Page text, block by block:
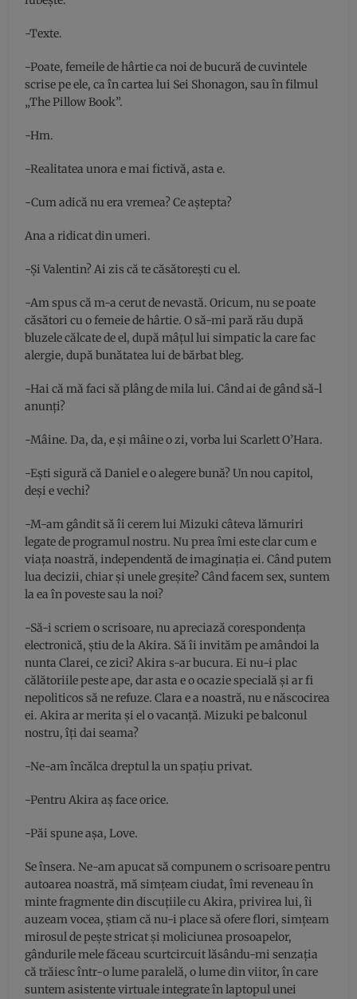
-Texte.
-Poate, femeile de hârtie ca noi de bucură de cuvintele
scrise pe ele, ca în cartea lui Sei Shonagon, sau în filmul
„The Pillow Book”.
-Hm.
-Realitatea unora e mai fictivă, asta e.
-Cum adică nu era vremea? Ce aștepta?
Ana a ridicat din umeri.
-Și Valentin? Ai zis că te căsătorești cu el.
-Am spus că m-a cerut de nevastă. Oricum, nu se poate
căsători cu o femeie de hârtie. O să-mi pară rău după
bluzele călcate de el, după mâțul lui simpatic la care fac
alergie, după bunătatea lui de bărbat bleg.
-Hai că mă faci să plâng de mila lui. Când ai de gând să-l
anunți?
-Mâine. Da, da, e și mâine o zi, vorba lui Scarlett O’Hara.
-Ești sigură că Daniel e o alegere bună? Un nou capitol,
deși e vechi?
-M-am gândit să îi cerem lui Mizuki câteva lămuriri
legate de programul nostru. Nu prea îmi este clar cum e
viața noastră, independentă de imaginația ei. Când putem
lua decizii, chiar și unele greșite? Când facem sex, suntem
la ea în poveste sau la noi?
-Să-i scriem o scrisoare, nu apreciază corespondența
electronică, știu de la Akira. Să îi invităm pe amândoi la
nunta Clarei, ce zici? Akira s-ar bucura. Ei nu-i plac
călătoriile peste ape, dar asta e o ocazie specială și ar fi
nepoliticos să ne refuze. Clara e a noastră, nu e născocirea
ei. Akira ar merita și el o vacanță. Mizuki pe balconul
nostru, îți dai seama?
-Ne-am încălca dreptul la un spațiu privat.
-Pentru Akira aș face orice.
-Păi spune așa, Love.
Se însera. Ne-am apucat să compunem o scrisoare pentru
autoarea noastră, mă simțeam ciudat, îmi reveneau în
minte fragmente din discuțiile cu Akira, privirea lui, îi
auzeam vocea, știam că nu-i place să ofere flori, simțeam
mirosul de pește stricat și moliciunea prosoapelor,
gândurile mele făceau scurtcircuit lăsându-mi senzația
că trăiesc într-o lume paralelă, o lume din viitor, în care
suntem asistente virtuale integrate în laptopul unei